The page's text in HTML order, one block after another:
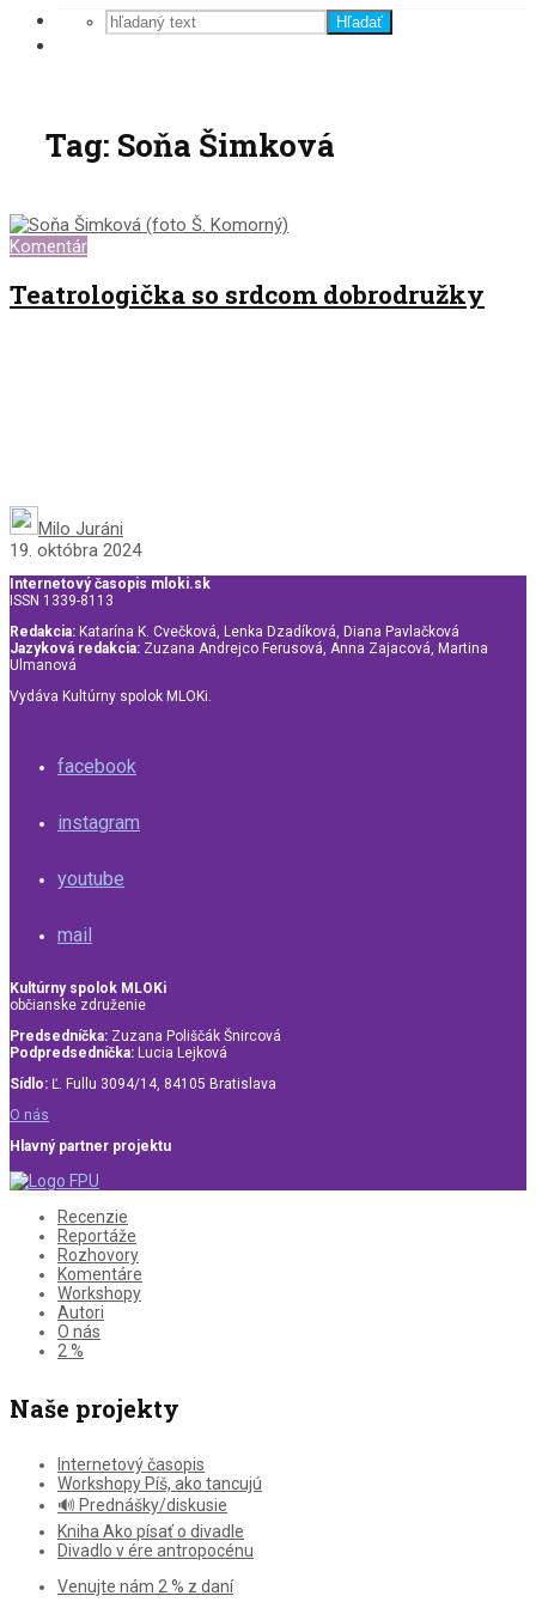
Hľadať
Tag: Soňa Šimková
Komentár
Teatrologička so srdcom dobrodružky
Milo Juráni
19. októbra 2024
Internetový časopis mloki.sk
ISSN 1339-8113
Redakcia: Katarína K. Cvečková, Lenka Dzadíková, Diana Pavlačková
Jazyková redakcia: Zuzana Andrejco Ferusová, Anna Zajacová, Martina
Ulmanová
Vydáva Kultúrny spolok MLOKi.
facebook
instagram
youtube
mail
Kultúrny spolok MLOKi
občianske združenie
Predsedníčka: Zuzana Poliščák Šnircová
Podpredsedníčka: Lucia Lejková
Sídlo: Ľ. Fullu 3094/14, 84105 Bratislava
O nás
Hlavný partner projektu
Recenzie
Reportáže
Rozhovory
Komentáre
Workshopy
Autori
O nás
2 %
Naše projekty
Internetový časopis
Workshopy Píš, ako tancujú
🔊 Prednášky/diskusie
Kniha Ako písať o divadle
Divadlo v ére antropocénu
Venujte nám 2 % z daní